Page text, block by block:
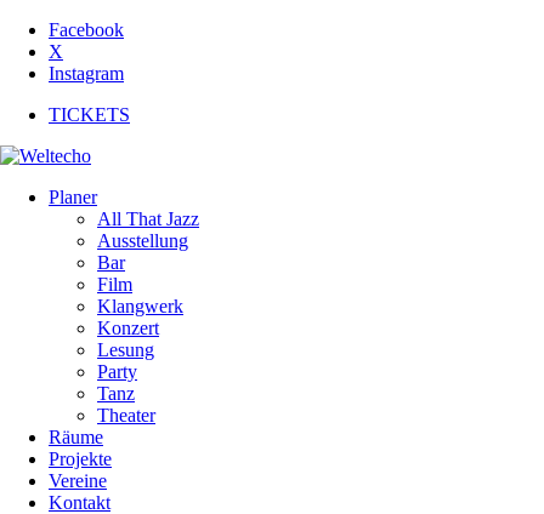
Facebook
X
Instagram
TICKETS
Planer
All That Jazz
Ausstellung
Bar
Film
Klangwerk
Konzert
Lesung
Party
Tanz
Theater
Räume
Projekte
Vereine
Kontakt